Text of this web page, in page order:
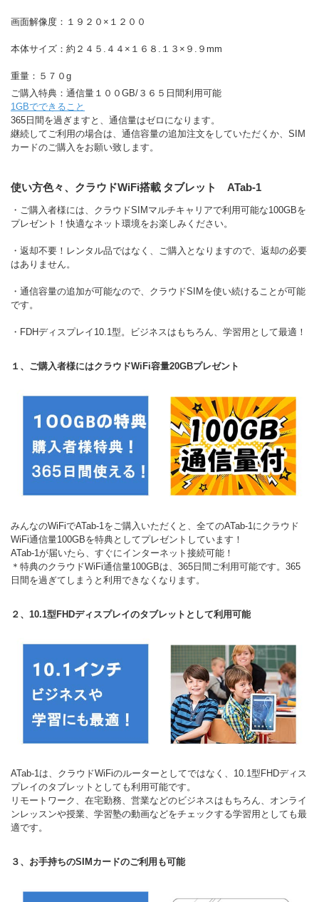
画面解像度：１９２０×１２００
本体サイズ：約２４５.４４×１６８.１３×９.９mm
重量：５７０g
ご購入特典：通信量１００GB/３６５日間利用可能
1GBでできること
365日間を過ぎますと、通信量はゼロになります。
継続してご利用の場合は、通信容量の追加注文をしていただくか、SIM
カードのご購入をお願い致します。
使い方色々、クラウドWiFi搭載 タブレット ATab-1
・ご購入者様には、クラウドSIMマルチキャリアで利用可能な100GBを
プレゼント！快適なネット環境をお楽しみください。
・返却不要！レンタル品ではなく、ご購入となりますので、返却の必要
はありません。
・通信容量の追加が可能なので、クラウドSIMを使い続けることが可能
です。
・FDHディスプレイ10.1型。ビジネスはもちろん、学習用として最適！
１、ご購入者様にはクラウドWiFi容量20GBプレゼント
みんなのWiFiでATab-1をご購入いただくと、全てのATab-1にクラウド
WiFi通信量100GBを特典としてプレゼントしています！
ATab-1が届いたら、すぐにインターネット接続可能！
＊特典のクラウドWiFi通信量100GBは、365日間ご利用可能です。365
日間を過ぎてしまうと利用できなくなります。
２、10.1型FHDディスプレイのタブレットとして利用可能
ATab-1は、クラウドWiFiのルーターとしてではなく、10.1型FHDディス
プレイのタブレットとしても利用可能です。
リモートワーク、在宅勤務、営業などのビジネスはもちろん、オンライ
ンレッスンや授業、学習塾の動画などをチェックする学習用としても最
適です。
３、お手持ちのSIMカードのご利用も可能